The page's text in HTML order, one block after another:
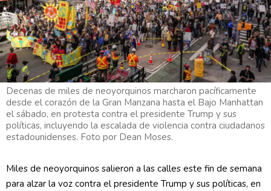
Decenas de miles de neoyorquinos marcharon pacíficamente
desde el corazón de la Gran Manzana hasta el Bajo Manhattan
el sábado, en protesta contra el presidente Trump y sus
políticas, incluyendo la escalada de violencia contra ciudadanos
estadounidenses. Foto por Dean Moses.
Miles de neoyorquinos salieron a las calles este fin de semana
para alzar la voz contra el presidente Trump y sus políticas, en